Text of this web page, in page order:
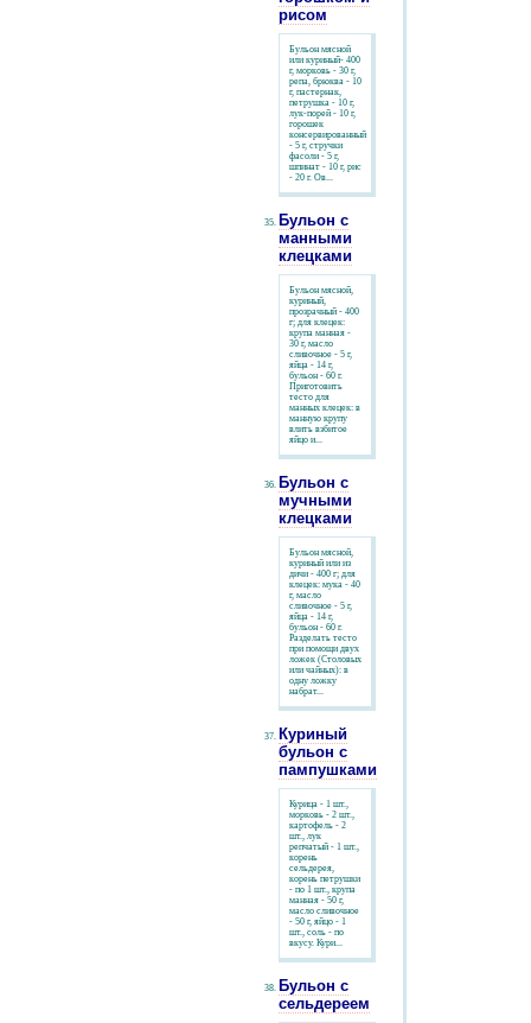
рисом
Бульон мясной
или куриный- 400
г, морковь - 30 г,
репа, брюква - 10
г, пастернак,
петрушка - 10 г,
лук-порей - 10 г,
горошек
консервированный
- 5 г, стручки
фасоли - 5 г,
шпинат - 10 г, рис
- 20 г. Ов...
Бульон с
манными
клецками
Бульон мясной,
куриный,
прозрачный - 400
г; для клецек:
крупа манная -
30 г, масло
сливочное - 5 г,
яйца - 14 г,
бульон - 60 г.
Приготовить
тесто для
манных клецек: в
манную крупу
влить взбитое
яйцо и...
Бульон с
мучными
клецками
Бульон мясной,
куриный или из
дичи - 400 г; для
клецек: мука - 40
г, масло
сливочное - 5 г,
яйца - 14 г,
бульон - 60 г.
Разделать тесто
при помощи двух
ложек (Столовых
или чайных): в
одну ложку
набрат...
Куриный
бульон с
пампушками
Курица - 1 шт.,
морковь - 2 шт.,
картофель - 2
шт., лук
репчатый - 1 шт.,
корень
сельдерея,
корень петрушки
- по 1 шт., крупа
манная - 50 г,
масло сливочное
- 50 г, яйцо - 1
шт., соль - по
вкусу. Кури...
Бульон с
сельдереем